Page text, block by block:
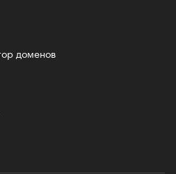
доменов